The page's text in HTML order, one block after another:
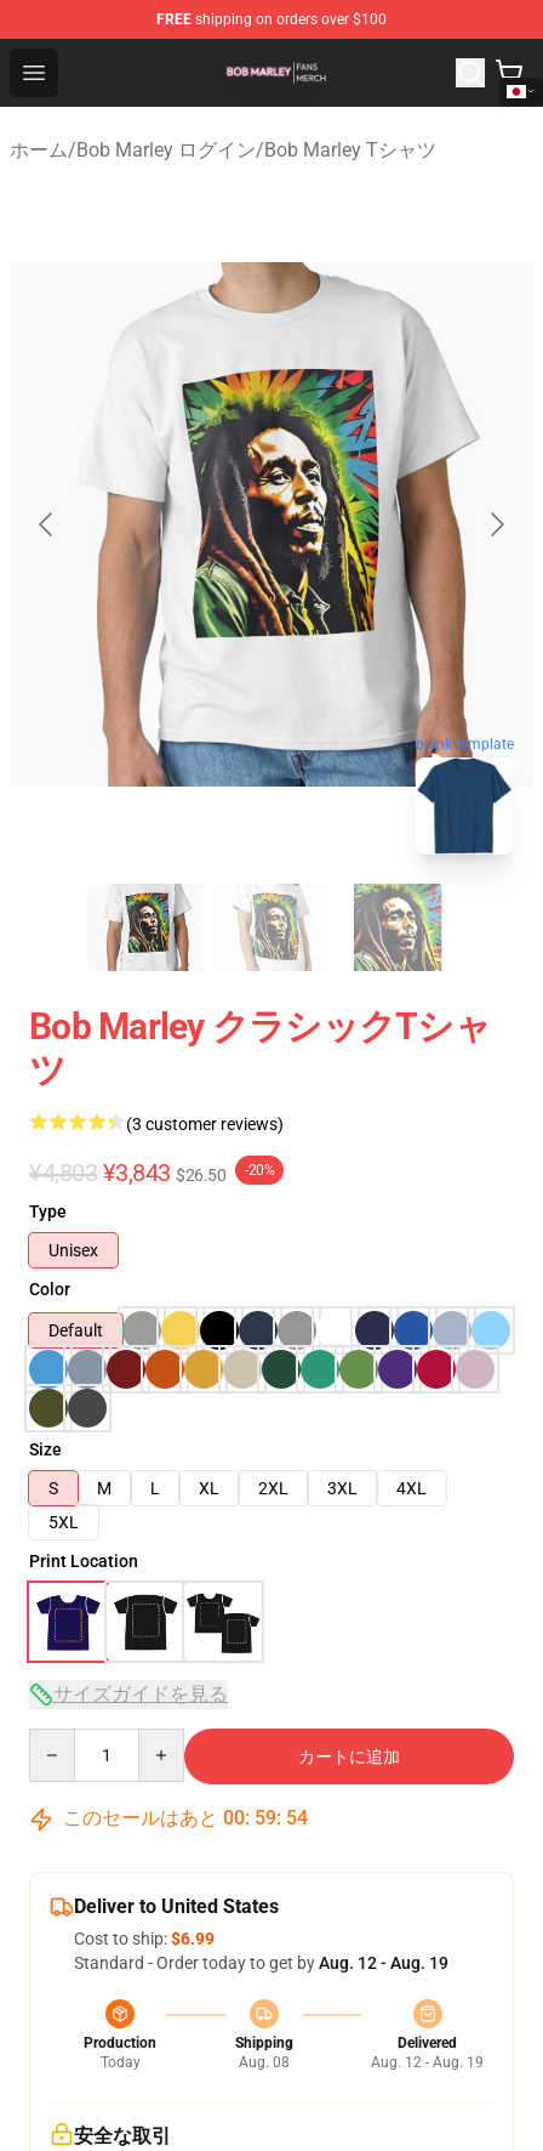
FREE shipping on orders over $100
Open menu
Bob Marley Shop - Official Bob Marley Merchandise
ホーム/Bob Marley ログイン/Bob Marley Tシャツ
blank template
Bob Marley クラシックTシャ
ツ
(3 customer reviews)
¥4,803 ¥3,843 $26.50 -20%
Type
Unisex
Color
Default
Size
S
M L XL 2XL 3XL
4XL
5XL
Print Location
サイズガイドを見る
カートに追加
このセールはあと 00: 59: 53
Deliver to United States
Cost to ship:$6.99
Standard - Order today to get byAug. 12 - Aug. 19
Production
Today
Shipping
Aug. 08
Delivered
Aug. 12 - Aug. 19
安全な取引